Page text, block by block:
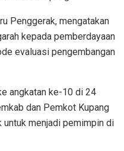
Penggerak, mengatakan
kepada pemberdayaan
evaluasi pengembangan
angkatan ke-10 di 24
dan Pemkot Kupang
untuk menjadi pemimpin di